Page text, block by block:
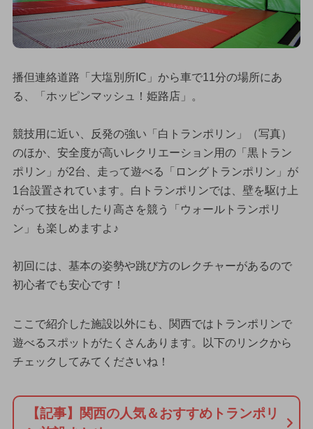
播但連絡道路「大塩別所IC」から車で11分の場所にあ
る、「ホッピンマッシュ！姫路店」。
競技用に近い、反発の強い「白トランポリン」（写真）
のほか、安全度が高いレクリエーション用の「黒トラン
ポリン」が2台、走って遊べる「ロングトランポリン」が
1台設置されています。白トランポリンでは、壁を駆け上
がって技を出したり高さを競う「ウォールトランポリ
ン」も楽しめますよ♪
初回には、基本の姿勢や跳び方のレクチャーがあるので
初心者でも安心です！
ここで紹介した施設以外にも、関西ではトランポリンで
遊べるスポットがたくさんあります。以下のリンクから
チェックしてみてくださいね！
【記事】関西の人気＆おすすめトランポリ